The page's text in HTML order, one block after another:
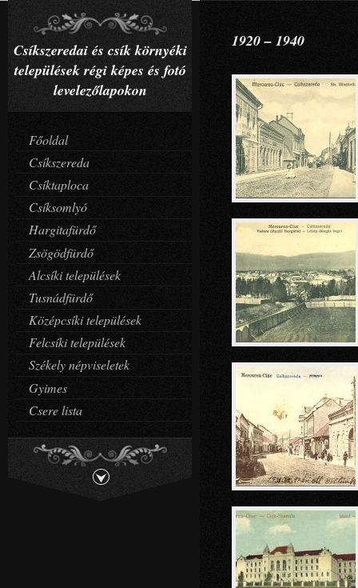
Csíkszeredai és csík környéki
települések régi képes és fotó
levelezőlapokon
Főoldal
Csíkszereda
Csíktaploca
Csíksomlyó
Hargitafürdő
Zsögödfürdő
Alcsíki települések
Tusnádfürdő
Középcsíki települések
Felcsíki települések
Székely népviseletek
Gyimes
Csere lista
1920 – 1940